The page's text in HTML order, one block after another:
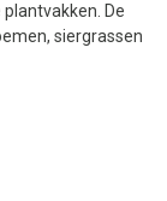
De
siergrassen